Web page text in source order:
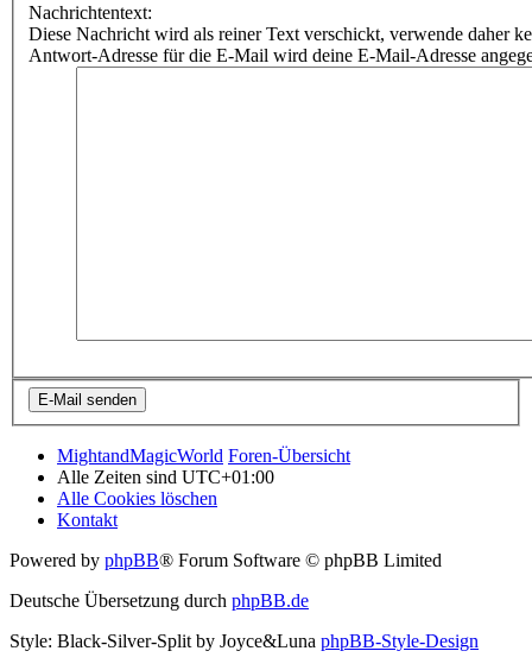
Nachrichtentext:
Diese Nachricht wird als reiner Text verschickt, verwende daher
Antwort-Adresse für die E-Mail wird deine E-Mail-Adresse
MightandMagicWorld Foren-Übersicht
Alle Zeiten sind UTC+01:00
Alle Cookies löschen
Kontakt
Powered by phpBB® Forum Software © phpBB Limited
Deutsche Übersetzung durch phpBB.de
Style: Black-Silver-Split by Joyce&Luna phpBB-Style-Design